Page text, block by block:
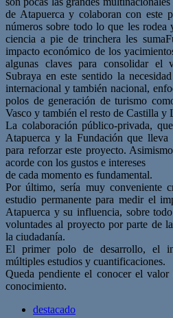
de Atapuerca y colaboran con este
números sobre todo lo que les
ciencia a pie de trinchera les
impacto económico de los
algunas claves para consolidar
Subraya en este sentido la
internacional y también nacional,
polos de generación de turismo
Vasco y también el resto de Castilla y
La colaboración público-privada,
Atapuerca y la Fundación que lleva
para reforzar este proyecto.
acorde con los gustos e intereses
de cada momento es fundamental.
Por último, sería muy conveniente
estudio permanente para medir el
Atapuerca y su influencia, sobre
voluntades al proyecto por parte de
la ciudadanía.
El primer polo de desarrollo, el
múltiples estudios y cuantificaciones.
Queda pendiente el conocer el
conocimiento.
destacado